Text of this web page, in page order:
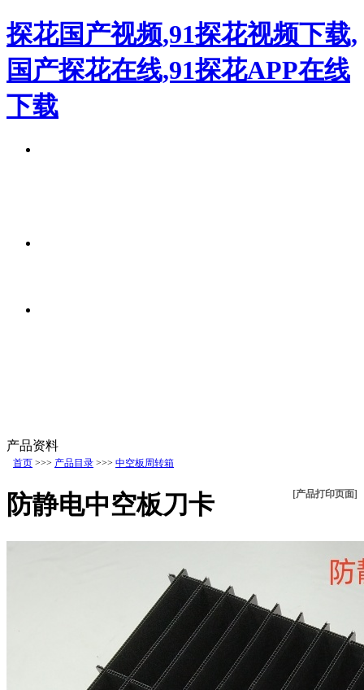
探花国产视频,91探花视频下载,
国产探花在线,91探花APP在线
下载
产品资料
首页 >>> 产品目录 >>> 中空板周转箱
防静电中空板刀卡 [产品打印页面]